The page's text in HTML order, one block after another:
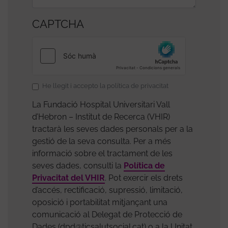
CAPTCHA
Acceptació
política
de
protecció
de
He llegit i accepto la política de privacitat
La Fundació Hospital Universitari Vall
d’Hebron – Institut de Recerca (VHIR)
tractarà les seves dades personals per a la
gestió de la seva consulta. Per a més
informació sobre el tractament de les
seves dades, consulti la Política de
Privacitat del VHIR. Pot exercir els drets
d’accés, rectificació, supressió, limitació,
oposició i portabilitat mitjançant una
comunicació al Delegat de Protecció de